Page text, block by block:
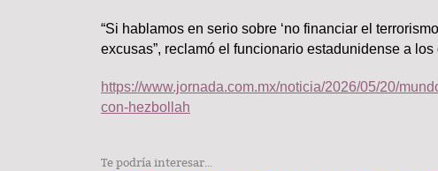
“Si hablamos en serio sobre ‘no financiar el
excusas”, reclamó el funcionario estadunidense a
https://www.jornada.com.mx/noticia/2026/05/20/
con-hezbollah
Te podría interesar...
Lo más valioso de un hogar no se
comprar